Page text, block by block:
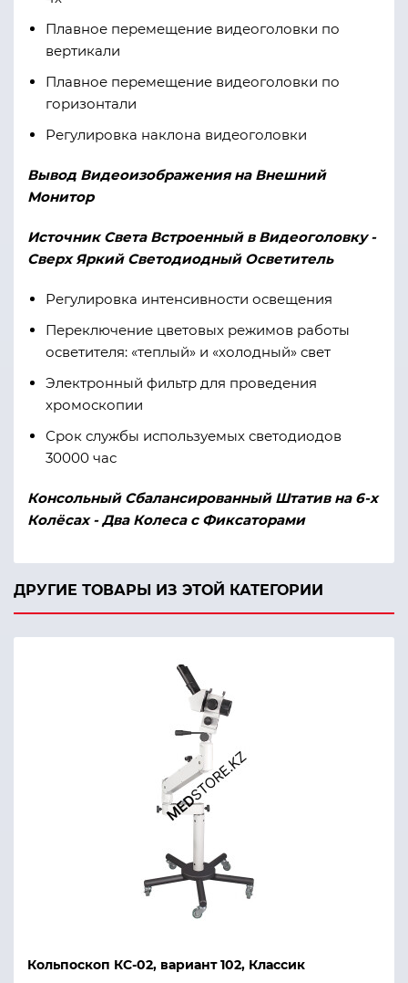
Плавное перемещение видеоголовки по
вертикали
Плавное перемещение видеоголовки по
горизонтали
Регулировка наклона видеоголовки
Вывод Видеоизображения на Внешний
Монитор
Источник Света Встроенный в Видеоголовку -
Сверх Яркий Светодиодный Осветитель
Регулировка интенсивности освещения
Переключение цветовых режимов работы
осветителя: «теплый» и «холодный» свет
Электронный фильтр для проведения
хромоскопии
Срок службы используемых светодиодов
30000 час
Консольный Сбалансированный Штатив на 6-х
Колёсах - Два Колеса с Фиксаторами
ДРУГИЕ ТОВАРЫ ИЗ ЭТОЙ КАТЕГОРИИ
Кольпоскоп КС-02, вариант 102, Классик